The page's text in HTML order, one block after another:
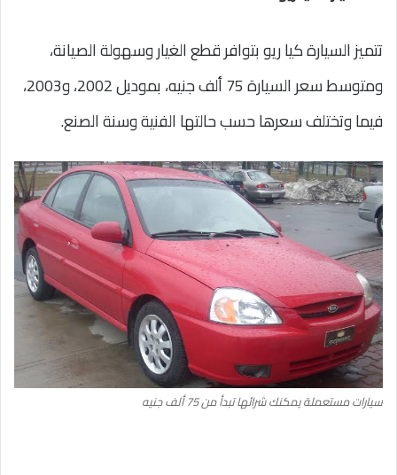
تتميز السيارة كيا ريو بتوافر قطع الغيار وسهولة الصيانة،
ومتوسط سعر السيارة 75 ألف جنيه، بموديل 2002، و2003،
فيما وتختلف سعرها حسب حالتها الفنية وسنة الصنع.
سيارات مستعملة يمكنك شرائها تبدأ من 75 ألف جنيه